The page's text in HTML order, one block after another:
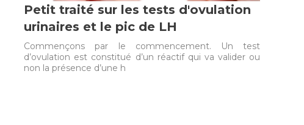
Petit traité sur les tests d'ovulation
urinaires et le pic de LH
Commençons par le commencement. Un test
d’ovulation est constitué d’un réactif qui va valider ou
non la présence d’une h